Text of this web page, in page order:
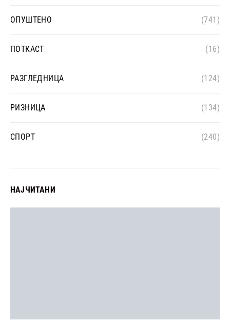
ОПУШТЕНО (741)
ПОТКАСТ (16)
РАЗГЛЕДНИЦА (124)
РИЗНИЦА (134)
СПОРТ (240)
НАЈЧИТАНИ